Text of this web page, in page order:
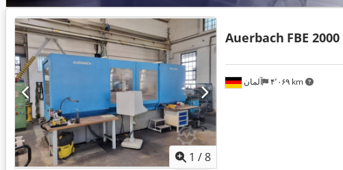
1 /8
آلمان ۴٬۰۶۹ km
Auerbach FBE 2000